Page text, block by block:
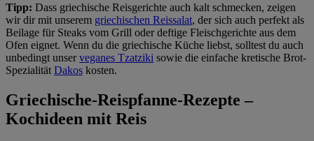
Tipp: Dass griechische Reisgerichte auch kalt schmecken, zeigen
wir dir mit unserem griechischen Reissalat, der sich auch perfekt als
Beilage für Steaks vom Grill oder deftige Fleischgerichte aus dem
Ofen eignet. Wenn du die griechische Küche liebst, solltest du auch
unbedingt unserveganes Tzatziki sowie die einfache kretische Brot-
Spezialität Dakos kosten.
Griechische-Reispfanne-Rezepte –
Kochideen mit Reis